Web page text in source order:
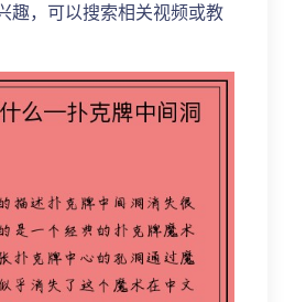
趣，可以搜索相关视频或教